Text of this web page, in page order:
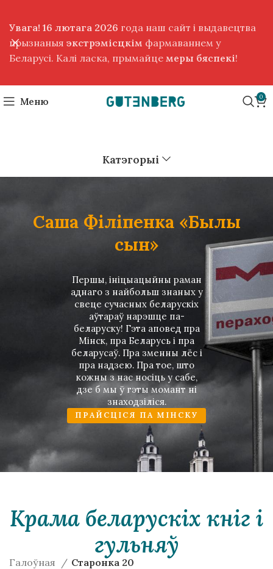
Меню 0
Катэгорыі
Саша Фiлiпенка «Былы
сын»
Першы, iнiцыацыйны раман
аднаго з найбольш знаных у
свеце сучасных беларускiх
аўтараў нарэшце па-
беларуску! Гэта аповед пра
Мiнск, пра Беларусь i пра
беларусаў. Пра зменны лёс i
пра надзею. Пра тое, што
кожны з нас носiць у сабе,
дзе б мы ў гэты момант нi
знаходзiлiся.
ПРАЙСЦIСЯ ПА МIНСКУ
Крама беларускiх кнiг i
гульняў
Галоўная
Старонка 20
Увага! 16 лютага 2026 года наш сайт і выдавецтва
прызнаныя экстрэмісцкім фармаваннем у
Беларусі. Калі ласка, прымайце меры бяспекі!